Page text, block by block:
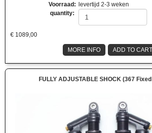
Voorraad :
levertijd 2-3 weken
quantity:
€ 1089,00
MORE INFO ADD TO CART
FULLY ADJUSTABLE SHOCK (367